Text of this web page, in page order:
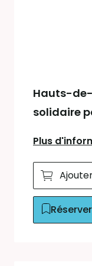
Hauts-
solidaire
Plus
Réserver